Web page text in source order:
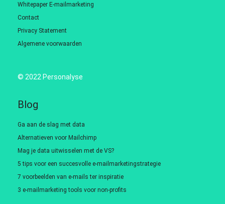
Whitepaper E-mailmarketing
Contact
Privacy Statement
Algemene voorwaarden
© 2022 Personalyse
Blog
Ga aan de slag met data
Alternatieven voor Mailchimp
Mag je data uitwisselen met de VS?
5 tips voor een succesvolle e-mailmarketingstrategie
7 voorbeelden van e-mails ter inspiratie
3 e-mailmarketing tools voor non-profits